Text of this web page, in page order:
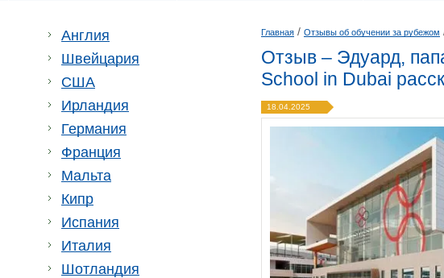
Англия
Швейцария
США
Ирландия
Германия
Франция
Мальта
Кипр
Испания
Италия
Шотландия
Главная / Отзывы об обучении за рубежом
Отзыв – Эдуард,
School in Dubai
18.04.2025